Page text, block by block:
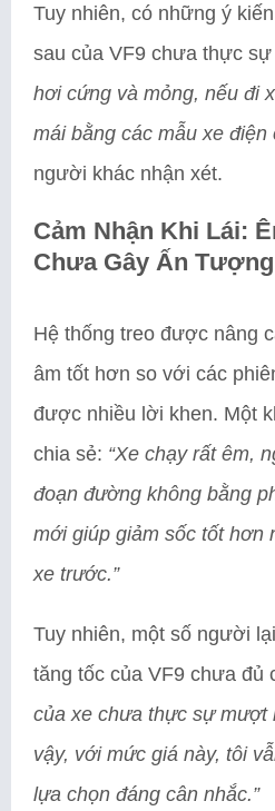
Tuy nhiên, có những ý
sau của VF9 chưa thực sự
hơi cứng và mỏng, nếu đi
mái bằng các mẫu xe điện
người khác nhận xét.
Cảm Nhận Khi Lái:
Chưa Gây Ấn
Hệ thống treo được nâng
âm tốt hơn so với các
được nhiều lời khen. Một
chia sẻ: “Xe chạy rất êm,
đoạn đường không bằng
mới giúp giảm sốc tốt hơn
xe trước.”
Tuy nhiên, một số người
tăng tốc của VF9 chưa đủ
của xe chưa thực sự mượt
vậy, với mức giá này, tôi
lựa chọn đáng cân nhắc.”